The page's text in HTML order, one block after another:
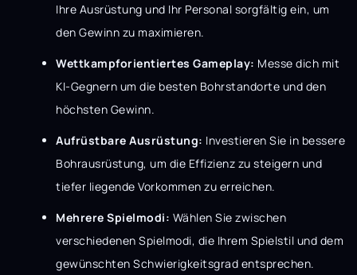
Ihre Ausrüstung und Ihr Personal sorgfältig ein, um
den Gewinn zu maximieren.
Wettkampforientiertes Gameplay: Messe dich mit
KI-Gegnern um die besten Bohrstandorte und den
höchsten Gewinn.
Aufrüstbare Ausrüstung: Investieren Sie in bessere
Bohrausrüstung, um die Effizienz zu steigern und
tiefer liegende Vorkommen zu erreichen.
Mehrere Spielmodi: Wählen Sie zwischen
verschiedenen Spielmodi, die Ihrem Spielstil und dem
gewünschten Schwierigkeitsgrad entsprechen.